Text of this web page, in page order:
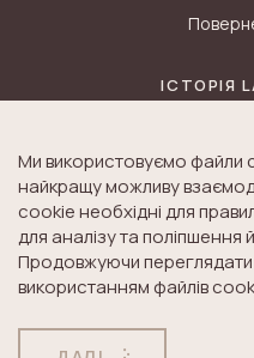
ІСТОРІЯ
ДОГОВІР ПУБЛІЧНОЇ
Ми використовуємо файли
найкращу можливу
cookie необхідні для
для аналізу та поліпшення
Продовжуючи
використанням файлів